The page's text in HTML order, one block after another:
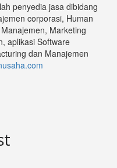
penyedia jasa dibidang
corporasi, Human
Marketing
aplikasi Software
dan Manajemen